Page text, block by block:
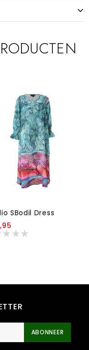
SBodil Dress
ABONNEER